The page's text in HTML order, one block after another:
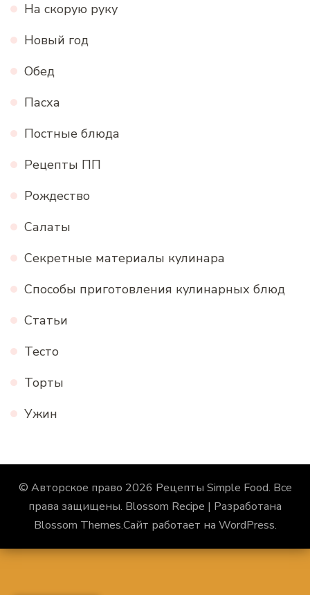
На скорую руку
Новый год
Обед
Пасха
Постные блюда
Рецепты ПП
Рождество
Салаты
Секретные материалы кулинара
Способы приготовления кулинарных блюд
Статьи
Тесто
Торты
Ужин
© Авторское право 2026 Рецепты Simple Food. Все
права защищены. Blossom Recipe | Разработана
Blossom Themes.Сайт работает на WordPress.